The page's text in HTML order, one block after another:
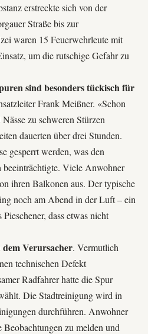
erstreckte sich von der
Straße bis zur
waren 15 Feuerwehrleute mit
um die rutschige Gefahr zu
sind besonders tückisch für
Frank Meißner. «Schon
zu schweren Stürzen
dauerten über drei Stunden.
gesperrt werden, was den
beeinträchtigte. Viele Anwohner
ihren Balkonen aus. Der typische
noch am Abend in der Luft – ein
dass etwas nicht
Verursacher. Vermutlich
technischen Defekt
Radfahrer hatte die Spur
Die Stadtreinigung wird in
durchführen. Anwohner
zu melden und